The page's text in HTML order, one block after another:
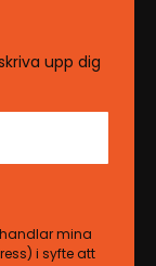
upp dig
mina
i syfte att